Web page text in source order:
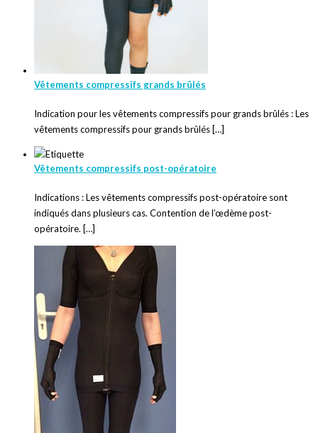
Vêtements compressifs grands brûlés
Indication pour les vêtements compressifs pour grands brûlés : Les
vêtements compressifs pour grands brûlés […]
Vêtements compressifs post-opératoire
Indications : Les vêtements compressifs post-opératoire sont
indiqués dans plusieurs cas. Contention de l’œdème post-
opératoire. […]